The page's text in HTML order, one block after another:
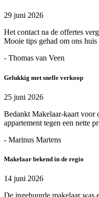
29 juni 2026
Het contact na de offertes
Mooie tips gehad om ons
- Thomas van Veen
Gelukkig met snelle verkoop
25 juni 2026
Bedankt Makelaar-kaart voor
appartement tegen een nette
- Marinus Martens
Makelaar bekend in de regio
14 juni 2026
De ingehuurde makelaar was